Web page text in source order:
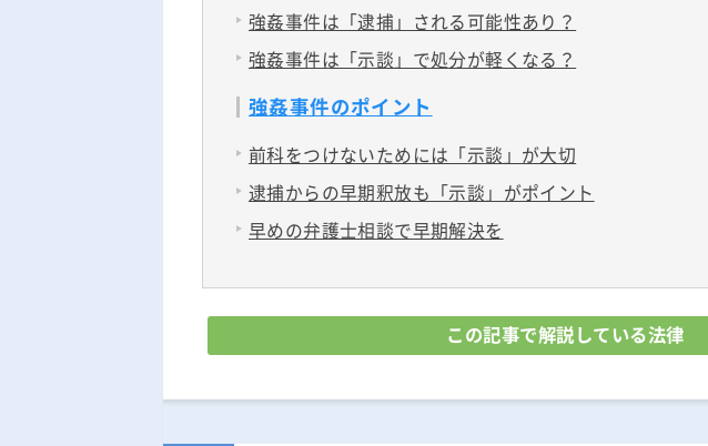
強姦事件は「逮捕」される可能性あり？
強姦事件は「示談」で処分が軽くなる？
強姦事件のポイント
前科をつけないためには「示談」が大切
逮捕からの早期釈放も「示談」がポイント
早めの弁護士相談で早期解決を
この記事で解説している法律